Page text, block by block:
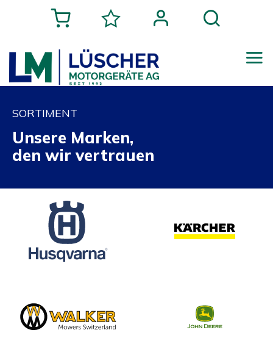
SORTIMENT
Unsere Marken,
den wir vertrauen